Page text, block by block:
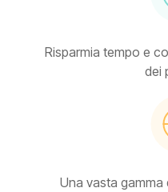
Risparmia tempo e
dei
Una vasta gamma